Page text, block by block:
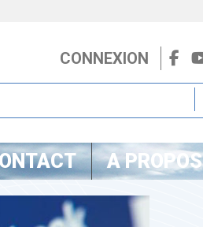
CONNEXION
A PROPOS